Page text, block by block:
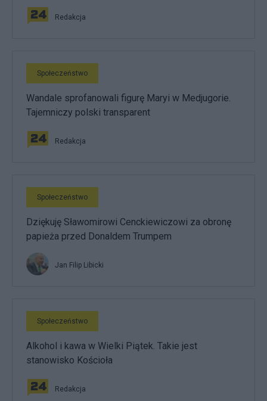
Redakcja
Społeczeństwo
Wandale sprofanowali figurę Maryi w Medjugorie.
Tajemniczy polski transparent
Redakcja
Społeczeństwo
Dziękuję Sławomirowi Cenckiewiczowi za obronę
papieża przed Donaldem Trumpem
Jan Filip Libicki
Społeczeństwo
Alkohol i kawa w Wielki Piątek. Takie jest
stanowisko Kościoła
Redakcja